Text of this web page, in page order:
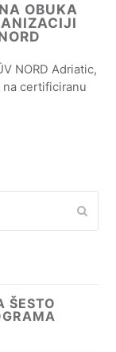
OBUKA
NORD Adriatic,
na certificiranu
ŠESTO